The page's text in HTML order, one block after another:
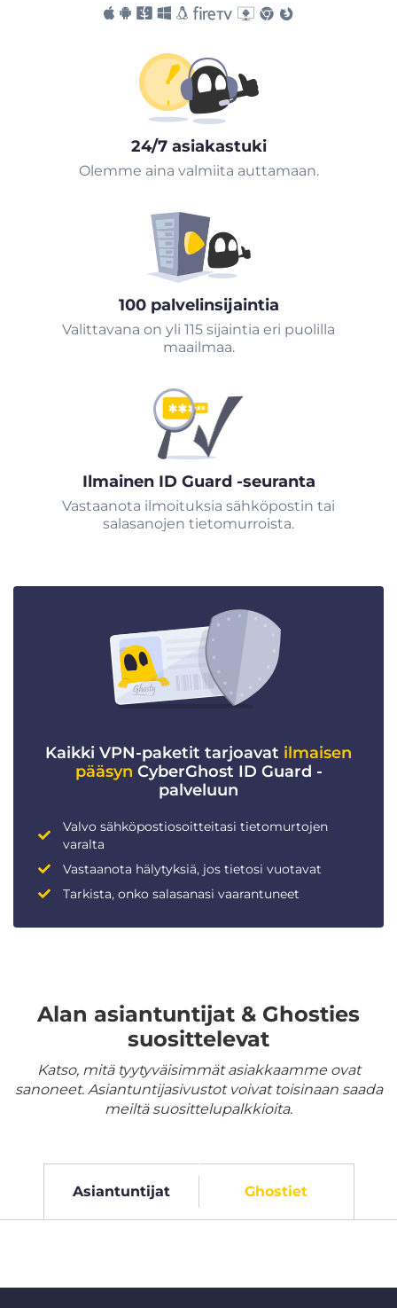
24/7 asiakastuki
Olemme aina valmiita auttamaan.
100 palvelinsijaintia
Valittavana on yli 115 sijaintia eri puolilla
maailmaa.
Ilmainen ID Guard -seuranta
Vastaanota ilmoituksia sähköpostin tai
salasanojen tietomurroista.
Kaikki VPN-paketit tarjoavat ilmaisen
pääsyn CyberGhost ID Guard -
palveluun
Valvo sähköpostiosoitteitasi tietomurtojen
varalta
Vastaanota hälytyksiä, jos tietosi vuotavat
Tarkista, onko salasanasi vaarantuneet
Alan asiantuntijat & Ghosties
suosittelevat
Katso, mitä tyytyväisimmät asiakkaamme ovat
sanoneet. Asiantuntijasivustot voivat toisinaan saada
meiltä suosittelupalkkioita.
Asiantuntijat Ghostiet